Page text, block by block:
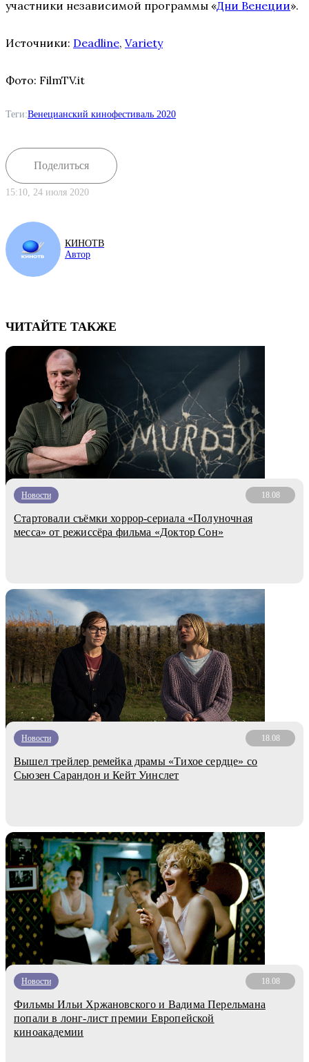
участники независимой программы «Дни Венеции».
Источники: Deadline, Variety
Фото: FilmTV.it
Теги:Венецианский кинофестиваль 2020
Поделиться
15:10, 24 июля 2020
КИНОТВ
Автор
ЧИТАЙТЕ ТАКЖЕ
Новости 18.08
Стартовали съёмки хоррор-сериала «Полуночная
месса» от режиссёра фильма «Доктор Сон»
Новости 18.08
Вышел трейлер ремейка драмы «Тихое сердце» со
Сьюзен Сарандон и Кейт Уинслет
Новости 18.08
Фильмы Ильи Хржановского и Вадима Перельмана
попали в лонг-лист премии Европейской
киноакадемии